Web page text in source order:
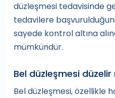
düzleşmesi tedavisinde
tedavilere
sayede kontrol altına
mümkündür.
Bel düzleşmesi düzelir
Bel düzleşmesi, özellikle